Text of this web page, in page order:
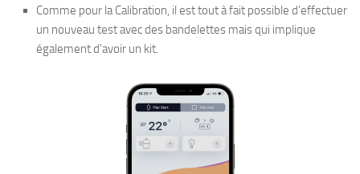
Comme pour la Calibration, il est tout à fait possible d’effectuer
un nouveau test avec des bandelettes mais qui implique
également d’avoir un kit.